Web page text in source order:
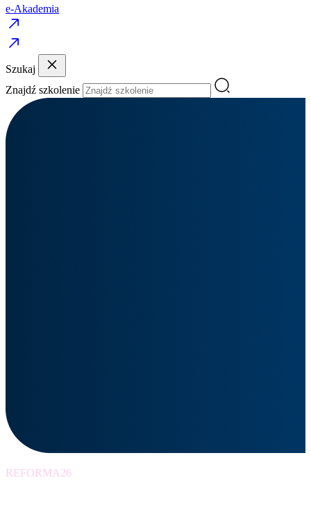
e-Akademia
Szukaj
Znajdź szkolenie
REFORMA26